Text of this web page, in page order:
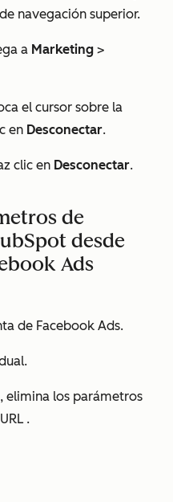
navegación superior.
a Marketing >
el cursor sobre la
en Desconectar.
clic en Desconectar.
de
desde
Ads
de Facebook Ads.
, elimina los parámetros
.